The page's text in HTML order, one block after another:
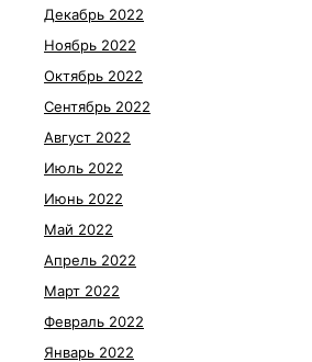
Декабрь 2022
Ноябрь 2022
Октябрь 2022
Сентябрь 2022
Август 2022
Июль 2022
Июнь 2022
Май 2022
Апрель 2022
Март 2022
Февраль 2022
Январь 2022